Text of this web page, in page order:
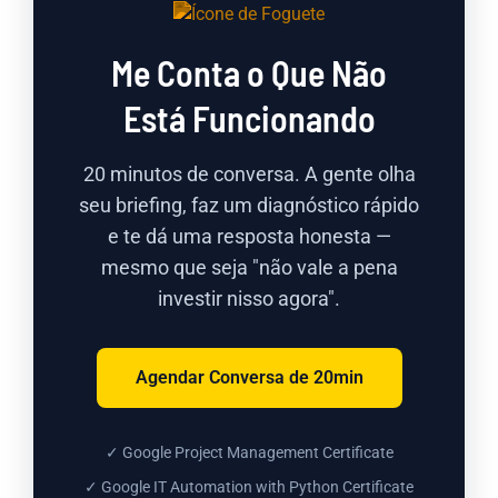
Me Conta o Que Não
Está Funcionando
20 minutos de conversa. A gente olha
seu briefing, faz um diagnóstico rápido
e te dá uma resposta honesta —
mesmo que seja "não vale a pena
investir nisso agora".
Agendar Conversa de 20min
✓ Google Project Management Certificate
✓ Google IT Automation with Python Certificate